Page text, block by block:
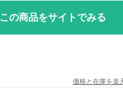
この商品をサイトでみる
価格と在庫を楽